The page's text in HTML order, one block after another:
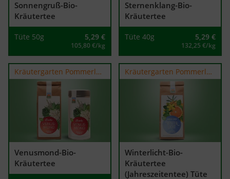
Sonnengruß-Bio-
Kräutertee
Tüte 50g 5,29 €
105,80 €/kg
Sternenklang-Bio-
Kräutertee
Tüte 40g 5,29 €
132,25 €/kg
Kräutergarten Pommerland
Venusmond-Bio-
Kräutertee
Kräutergarten Pommerland
Winterlicht-Bio-
Kräutertee
(Jahreszeitentee) Tüte